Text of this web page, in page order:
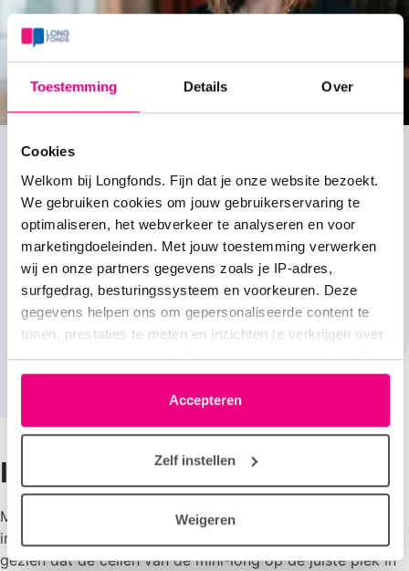
Toestemming Details Over
Cookies
Welkom bij Longfonds. Fijn dat je onze website bezoekt.
We gebruiken cookies om jouw gebruikerservaring te
optimaliseren, het webverkeer te analyseren en voor
marketingdoeleinden. Met jouw toestemming verwerken
wij en onze partners gegevens zoals je IP-adres,
surfgedrag, besturingssysteem en voorkeuren. Deze
gegevens helpen ons om gepersonaliseerde content te
tonen, prestaties te meten en inzichten te verkrijgen over
onze websitebezoekers. Je kunt je toestemming op elk
moment wijzigen of intrekken via het cookie-icoontje
linksonder elke pagina. De lijst met partners is te vinden
in het tabblad “details”.
Accepteren
Zelf instellen
Weigeren
We hebben al gezien dat de cellen van de mini-
long op de juiste plek in de longen gaan zitten.
Prof.dr. Carla Kim
Interessante ontdekkingen
Met dit tijdelijke recept voor de mini-long, worden nu al
interessante ontdekkingen gedaan. Kim: ‘We hebben al
gezien dat de cellen van de mini-long op de juiste plek in